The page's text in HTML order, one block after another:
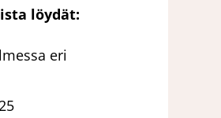
löydät:
eri